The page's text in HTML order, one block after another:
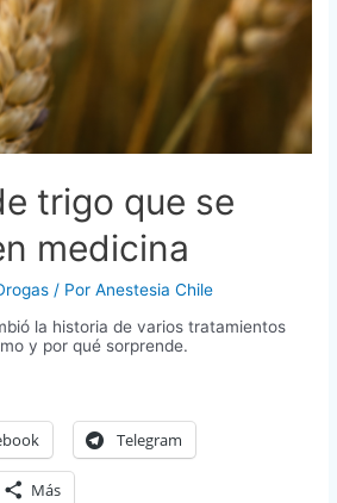
trigo que se
medicina
/ PorAnestesia Chile
la historia de varios tratamientos
y por qué sorprende.
Telegram
Más